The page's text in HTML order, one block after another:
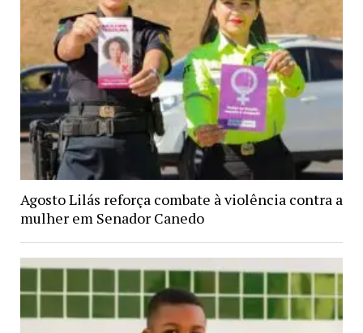
Agosto Lilás reforça combate à violência contra a
mulher em Senador Canedo